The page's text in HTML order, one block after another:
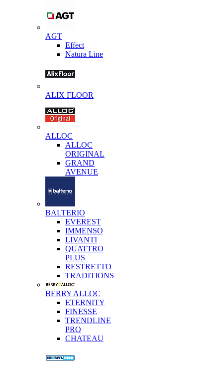
AGT
Effect
Natura Line
ALIX FLOOR
ALLOC
ALLOC
ORIGINAL
GRAND
AVENUE
BALTERIO
EVEREST
IMMENSO
LIVANTI
QUATTRO
PLUS
RESTRETTO
TRADITIONS
BERRY ALLOC
ETERNITY
FINESSE
TRENDLINE
PRO
CHATEAU